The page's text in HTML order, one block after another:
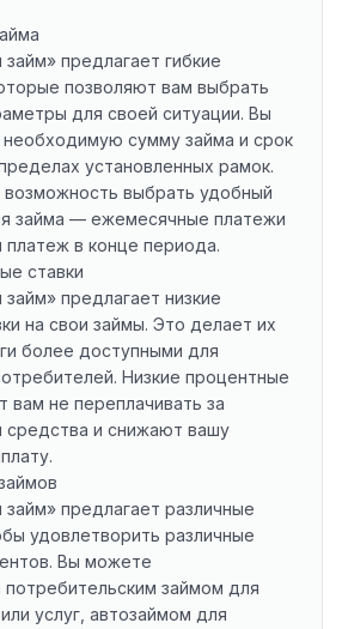
предлагает гибкие
позволяют вам выбрать
для своей ситуации. Вы
сумму займа и срок
установленных рамок.
возможность выбрать удобный
займа — ежемесячные платежи
платеж в конце периода.
ставки
предлагает низкие
на свои займы. Это делает их
более доступными для
Низкие процентные
вам не переплачивать за
средства и снижают вашу
предлагает различные
удовлетворить различные
Вы можете
потребительским займом для
услуг, автозаймом для